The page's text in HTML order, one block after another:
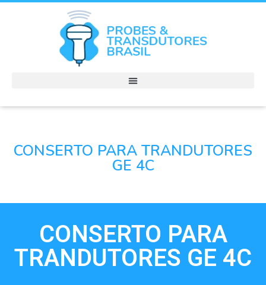
CONSERTO PARA TRANDUTORES
GE 4C
CONSERTO PARA
TRANDUTORES GE 4C